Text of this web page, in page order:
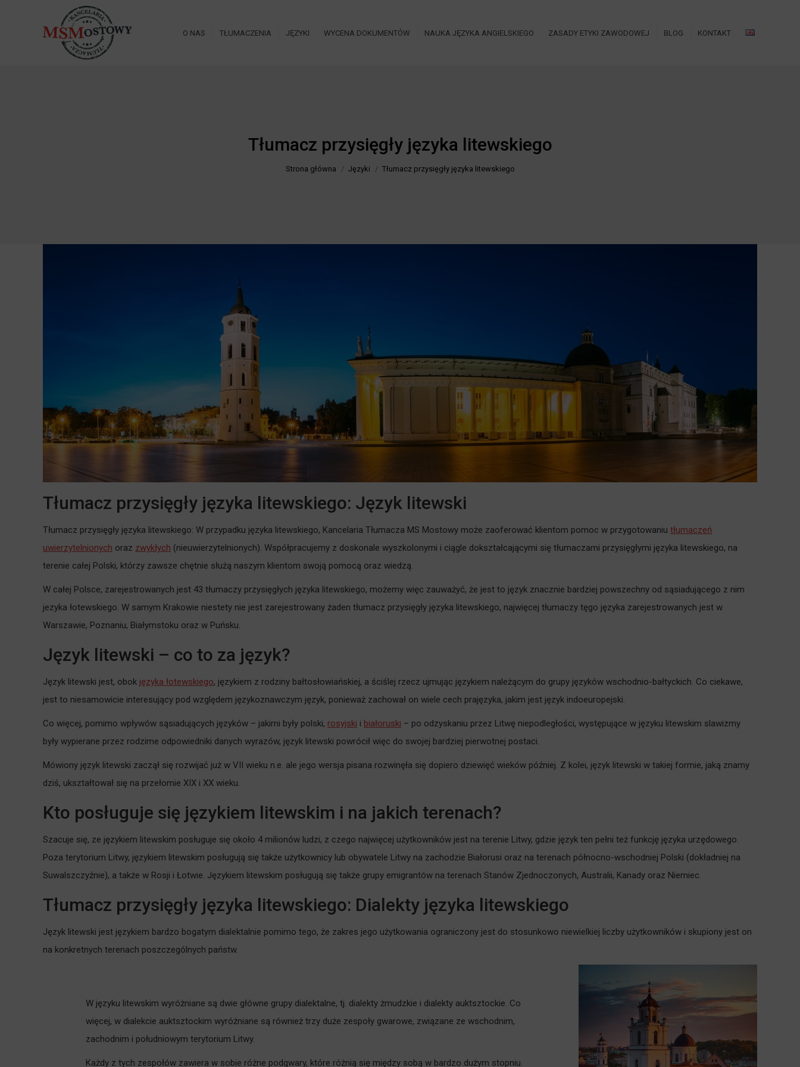
O NAS TŁUMACZENIA JĘZYKI WYCENA DOKUMENTÓW NAUKA JĘZYKA ANGIELSKIEGO ZASADY ETYKI ZAWODOWEJ BLOG KONTAKT
Tłumacz przysięgły języka litewskiego
Jesteś tutaj:
Strona główna Języki Tłumacz przysięgły języka litewskiego
Tłumacz przysięgły języka litewskiego: Język litewski
Tłumacz przysięgły języka litewskiego: W przypadku języka litewskiego, Kancelaria Tłumacza MS Mostowy może zaoferować klientom pomoc w przygotowaniu tłumaczeń
uwierzytelnionych oraz zwykłych (nieuwierzytelnionych). Współpracujemy z doskonale wyszkolonymi i ciągle dokształcającymi się tłumaczami przysięgłymi języka litewskiego, na
terenie całej Polski, którzy zawsze chętnie służą naszym klientom swoją pomocą oraz wiedzą.
W całej Polsce, zarejestrowanych jest 43 tłumaczy przysięgłych języka litewskiego, możemy więc zauważyć, że jest to język znacznie bardziej powszechny od sąsiadującego z nim
jezyka łotewskiego. W samym Krakowie niestety nie jest zarejestrowany żaden tłumacz przysięgły języka litewskiego, najwięcej tłumaczy tęgo języka zarejestrowanych jest w
Warszawie, Poznaniu, Białymstoku oraz w Puńsku.
Język litewski – co to za język?
Język litewski jest, obok języka łotewskiego, językiem z rodziny bałtosłowiańskiej, a ściślej rzecz ujmując językiem należącym do grupy języków wschodnio-bałtyckich. Co ciekawe,
jest to niesamowicie interesujący pod względem językoznawczym język, ponieważ zachował on wiele cech prajęzyka, jakim jest język indoeuropejski.
Co więcej, pomimo wpływów sąsiadujących języków – jakimi były polski, rosyjski i białoruski – po odzyskaniu przez Litwę niepodległości, występujące w języku litewskim slawizmy
były wypierane przez rodzime odpowiedniki danych wyrazów, język litewski powrócił więc do swojej bardziej pierwotnej postaci.
Mówiony język litewski zaczął się rozwijać już w VII wieku n.e. ale jego wersja pisana rozwinęła się dopiero dziewięć wieków później. Z kolei, język litewski w takiej formie, jaką znamy
dziś, ukształtował się na przełomie XIX i XX wieku.
Kto posługuje się językiem litewskim i na jakich terenach?
Szacuje się, ze językiem litewskim posługuje się około 4 milionów ludzi, z czego najwięcej użytkowników jest na terenie Litwy, gdzie język ten pełni też funkcję języka urzędowego.
Poza terytorium Litwy, językiem litewskim posługują się także użytkownicy lub obywatele Litwy na zachodzie Białorusi oraz na terenach północno-wschodniej Polski (dokładniej na
Suwalszczyźnie), a także w Rosji i Łotwie. Językiem litewskim posługują się także grupy emigrantów na terenach Stanów Zjednoczonych, Australii, Kanady oraz Niemiec.
Tłumacz przysięgły języka litewskiego: Dialekty języka litewskiego
Język litewski jest językiem bardzo bogatym dialektalnie pomimo tego, że zakres jego użytkowania ograniczony jest do stosunkowo niewielkiej liczby użytkowników i skupiony jest on
na konkretnych terenach poszczególnych państw.
W języku litewskim wyróżniane są dwie główne grupy dialektalne, tj. dialekty żmudzkie i dialekty auktsztockie. Co
więcej, w dialekcie auktsztockim wyróżniane są również trzy duże zespoły gwarowe, związane ze wschodnim,
zachodnim i południowym terytorium Litwy.
Każdy z tych zespołów zawiera w sobie różne podgwary, które różnią się między sobą w bardzo dużym stopniu.